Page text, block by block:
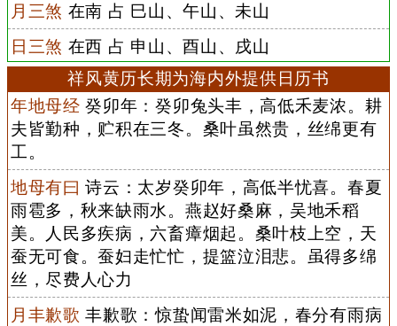
月三煞 在南 占 巳山、午山、未山
日三煞 在西 占 申山、酉山、戌山
祥风黄历长期为海内外提供日历书
年地母经 癸卯年：癸卯兔头丰，高低禾麦浓。耕
夫皆勤种，贮积在三冬。桑叶虽然贵，丝绵更有
工。
地母有曰 诗云：太岁癸卯年，高低半忧喜。春夏
雨雹多，秋来缺雨水。燕赵好桑麻，吴地禾稻
美。人民多疾病，六畜瘴烟起。桑叶枝上空，天
蚕无可食。蚕妇走忙忙，提篮泣泪悲。虽得多绵
丝，尽费人心力
月丰歉歌 丰歉歌：惊蛰闻雷米如泥，春分有雨病